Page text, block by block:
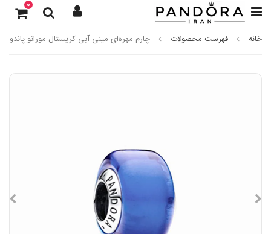
0
خانه فهرست محصولات چارم مهره‌ای مینی آبی کریستال مورانو پاندورا